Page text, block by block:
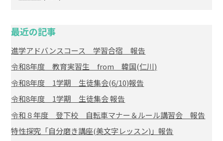
最近の記事
進学アドバンスコース 学習合宿 報告
令和8年度 教育実習生 from 韓国(仁川)
令和8年度 1学期 生徒集会(6/10)報告
令和8年度 1学期 生徒集会 報告
令和８年度 登下校 自転車マナー＆ルール講習会 報告
特性探究「自分磨き講座(美文字レッスン)」報告